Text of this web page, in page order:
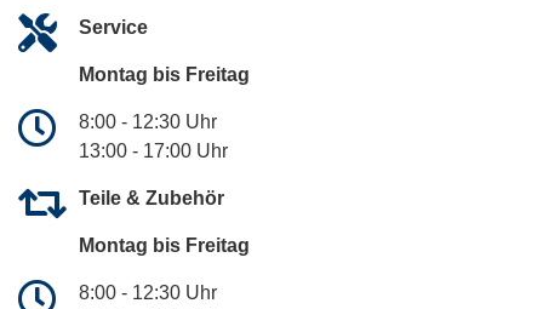
Service
Montag bis Freitag
8:00 - 12:30 Uhr
13:00 - 17:00 Uhr
Teile & Zubehör
Montag bis Freitag
8:00 - 12:30 Uhr